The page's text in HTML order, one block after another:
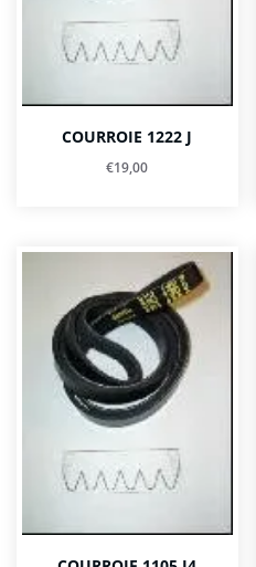
COURROIE 1222 J
€19,00